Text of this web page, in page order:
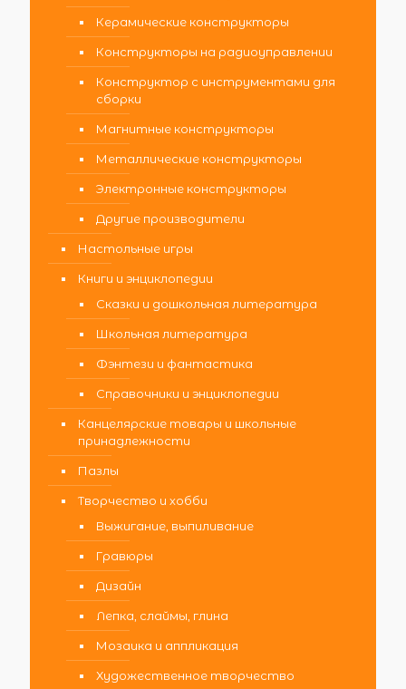
Керамические конструкторы
Конструкторы на радиоуправлении
Конструктор с инструментами для
сборки
Магнитные конструкторы
Металлические конструкторы
Электронные конструкторы
Другие производители
Настольные игры
Книги и энциклопедии
Сказки и дошкольная литература
Школьная литература
Фэнтези и фантастика
Справочники и энциклопедии
Канцелярские товары и школьные
принадлежности
Пазлы
Творчество и хобби
Выжигание, выпиливание
Гравюры
Дизайн
Лепка, слаймы, глина
Мозаика и аппликация
Художественное творчество